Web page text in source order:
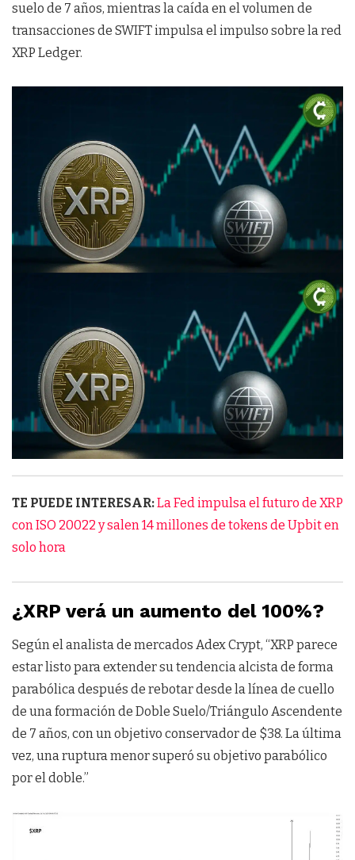
suelo de 7 años, mientras la caída en el volumen de
transacciones de SWIFT impulsa el impulso sobre la red
XRP Ledger.
TE PUEDE INTERESAR:La Fed impulsa el futuro de XRP
con ISO 20022 y salen 14 millones de tokens de Upbit en
solo hora
¿XRP verá un aumento del 100%?
Según el analista de mercados Adex Crypt, “XRP parece
estar listo para extender su tendencia alcista de forma
parabólica después de rebotar desde la línea de cuello
de una formación de Doble Suelo/Triángulo Ascendente
de 7 años, con un objetivo conservador de $38. La última
vez, una ruptura menor superó su objetivo parabólico
por el doble.”